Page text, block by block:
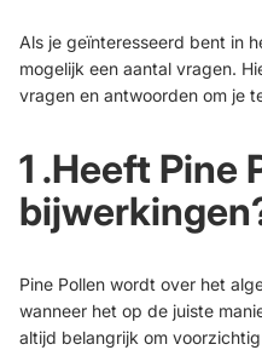
Als je geïnteresseerd bent in
mogelijk een aantal vragen.
vragen en antwoorden om je
1 .Heeft Pine
Pine Pollen wordt over het
wanneer het op de juiste
altijd belangrijk om